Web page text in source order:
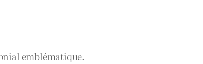
emblématique.